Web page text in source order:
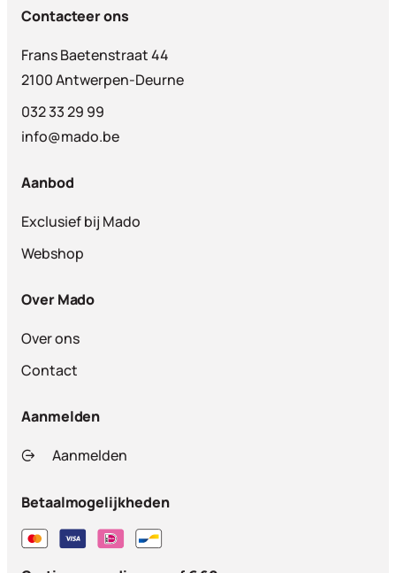
Contacteer ons
Frans Baetenstraat 44
2100 Antwerpen-Deurne
032 33 29 99
info@mado.be
Aanbod
Exclusief bij Mado
Webshop
Over Mado
Over ons
Contact
Aanmelden
Aanmelden
Betaalmogelijkheden